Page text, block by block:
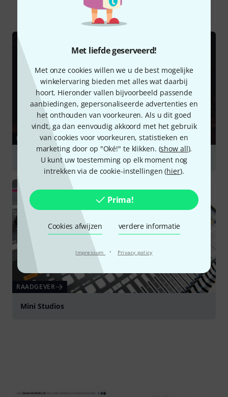
Met liefde geserveerd!
Met onze cookies willen we u de best mogelijke
winkelervaring bieden met alles wat daarbij
hoort. Hieronder vallen bijvoorbeeld passende
aanbiedingen, gepersonaliseerde advertenties en
het onthouden van voorkeuren. Als u dit goed
vindt, ga dan eenvoudig akkoord met het gebruik
van cookies voor voorkeuren, statistieken en
marketing door op "Oké!" te klikken. (show all).
U kunt uw toestemming op elk moment nog
intrekken via de cookie-instellingen (hier).
Prima!
Cookies afwijzen verdere informatie
Impressum · Privacy policy
Online Raadgever
RAADGEVER
Home Recording
RAADGEVER
Mini Studios